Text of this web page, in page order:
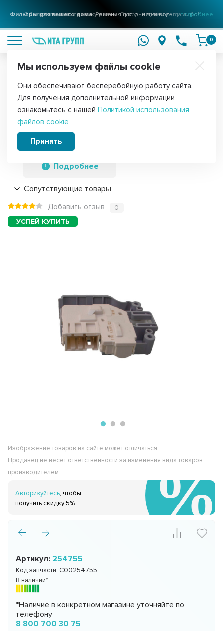
Фильтры для вашего домаРешения для очистки воды подробнее
0
Главная Запчасти для стиральных машин Замки стиральных
Замок дверцы люка (блокировка, убл)
под винт, для стиральных машин
Indesit, Ariston, C00254755, 254755
Подробнее
Сопутствующие товары
Добавить отзыв 0
Изображение товаров на сайте может отличаться.
Продавец не несёт ответственности за изменения вида товаров
производителем.
Авторизуйтесь, чтобы
получить скидку 5%
Артикул: 254755
Код запчасти: C00254755
В наличии*
*Наличие в конкретном магазине уточняйте по
телефону
8 800 700 30 75
Мы используем файлы cookie
Они обеспечивают бесперебойную работу сайта.
Для получения дополнительной информации
ознакомьтесь с нашей Политикой использования
файлов cookie
Принять